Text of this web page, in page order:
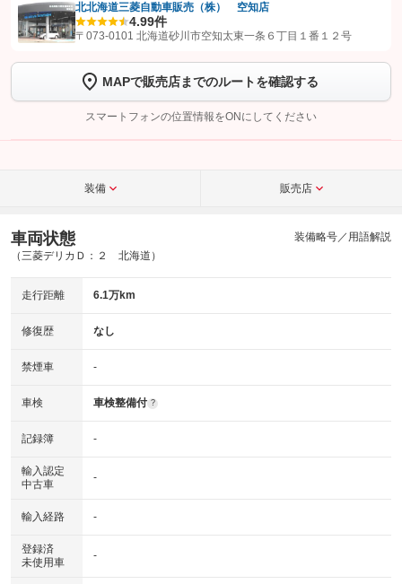
【STEP1】認証画面でグーネットを友だち追加してから「許可する」ボタンを押
トーク画面で
ボタンをタップして問い合わせを
完了してください。
こちら
北北海道三菱自動車販売（株） 空知店
4.99件
〒073-0101 北海道砂川市空知太東一条６丁目１番１２号
MAPで販売店までのルートを確認する
スマートフォンの位置情報をONにしてください
装備 販売店
車両状態
（三菱デリカＤ：２ 北海道）
装備略号／用語解説
走行距離 6.1万km
修復歴 なし
禁煙車 -
車検 車検整備付 ?
記録簿 -
輸入認定
中古車
-
輸入経路 -
登録済
未使用車
-